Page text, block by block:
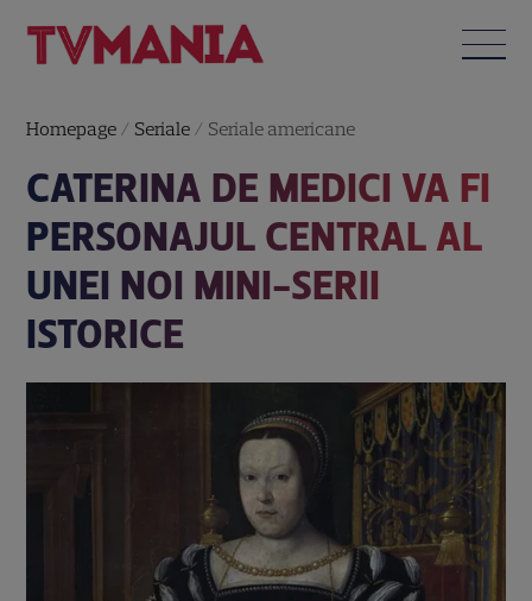
Homepage / Seriale / Seriale americane
CATERINA DE MEDICI VA FI
PERSONAJUL CENTRAL AL
UNEI NOI MINI-SERII
ISTORICE